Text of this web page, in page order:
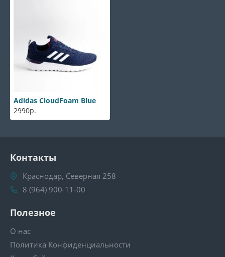
Adidas CloudFoam Blue
2990р.
Контакты
Краснодар, Северная 258
8 (964) 900-11-00
Полезное
О нас
Политика Конфиденциальности